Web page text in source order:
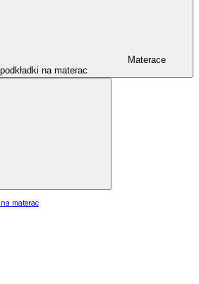
Materace
na materac
materac